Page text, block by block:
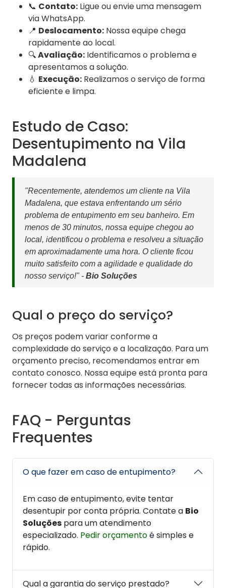
📞 Contato: Ligue ou envie uma mensagem
via WhatsApp.
📍 Deslocamento: Nossa equipe chega
rapidamente ao local.
🔍Avaliação: Identificamos o problema e
apresentamos a solução.
💧 Execução: Realizamos o serviço de forma
eficiente e limpa.
Estudo de Caso:
Desentupimento na Vila
Madalena
"Recentemente, atendemos um cliente na Vila
Madalena, que estava enfrentando um sério
problema de entupimento em seu banheiro. Em
menos de 30 minutos, nossa equipe chegou ao
local, identificou o problema e resolveu a situação
em aproximadamente uma hora. O cliente ficou
muito satisfeito com a agilidade e qualidade do
nosso serviço!" - Bio Soluções
Qual o preço do serviço?
Os preços podem variar conforme a
complexidade do serviço e a localização. Para um
orçamento preciso, recomendamos entrar em
contato conosco. Nossa equipe está pronta para
fornecer todas as informações necessárias.
FAQ - Perguntas
Frequentes
O que fazer em caso de entupimento?
Em caso de entupimento, evite tentar
desentupir por conta própria. Contate a Bio
Soluções para um atendimento
especializado. Pedir orçamentoé simples e
rápido.
Qual a garantia do serviço prestado?